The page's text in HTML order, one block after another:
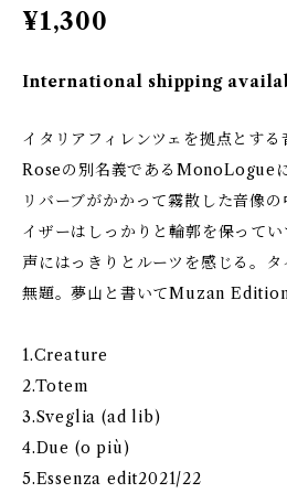
¥1,300
International shipping
イタリアフィレンツェを拠点とす
Roseの別名義であるMonoLogue
リバーブがかかって霧散した音像
イザーはしっかりと輪郭を保って
声にはっきりとルーツを感じる。
無題。夢山と書いてMuzan
1.Creature
2.Totem
3.Sveglia (ad lib)
4.Due (o più)
5.Essenza edit2021/22